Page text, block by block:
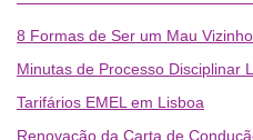
8 Formas de Ser um Mau
Minutas de Processo Disciplinar
Tarifários EMEL em Lisboa
Renovação da Carta de